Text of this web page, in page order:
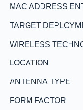
MAC ADDRESS
TARGET
WIRELESS
LOCATION
ANTENNA TYPE
FORM FACTOR